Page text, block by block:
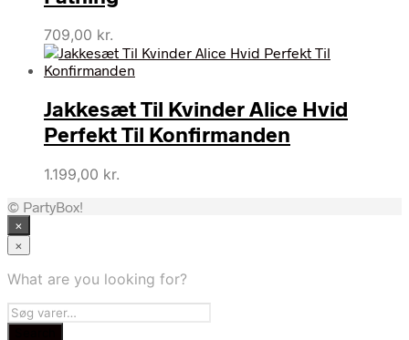
709,00 kr.
Jakkesæt Til Kvinder Alice Hvid
Perfekt Til Konfirmanden
1.199,00 kr.
© PartyBox!
×
×
What are you looking for?